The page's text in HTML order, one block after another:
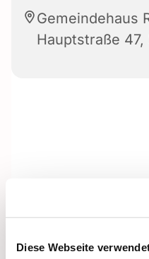
Diese Webseite
Gemeindehaus
Hauptstraße 47,